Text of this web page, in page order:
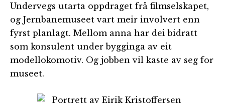
Undervegs utarta oppdraget frå filmselskapet,
og Jernbanemuseet vart meir involvert enn
fyrst planlagt. Mellom anna har dei bidratt
som konsulent under bygginga av eit
modellokomotiv. Og jobben vil kaste av seg for
museet.